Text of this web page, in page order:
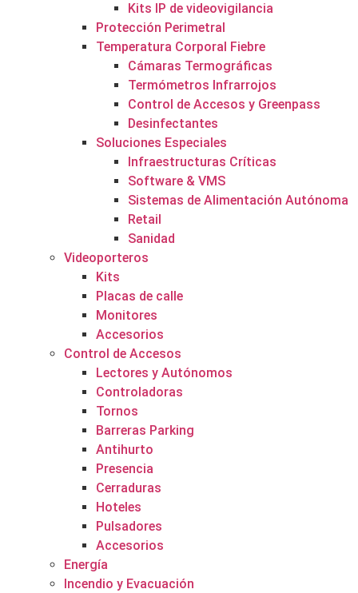
Kits IP de videovigilancia
Protección Perimetral
Temperatura Corporal Fiebre
Cámaras Termográficas
Termómetros Infrarrojos
Control de Accesos y Greenpass
Desinfectantes
Soluciones Especiales
Infraestructuras Críticas
Software & VMS
Sistemas de Alimentación Autónoma
Retail
Sanidad
Videoporteros
Kits
Placas de calle
Monitores
Accesorios
Control de Accesos
Lectores y Autónomos
Controladoras
Tornos
Barreras Parking
Antihurto
Presencia
Cerraduras
Hoteles
Pulsadores
Accesorios
Energía
Incendio y Evacuación